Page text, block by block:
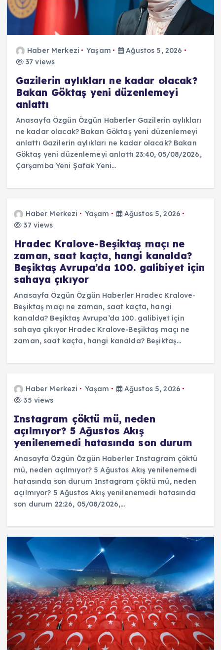
Haber Merkezi Yaşam
Ağustos 5, 2026
37 views
Gazilerin aylıkları ne kadar olacak?
Bakan Göktaş yeni düzenlemeyi
anlattı
Anasayfa Özgün Özgün Haberler Gazilerin aylıkları
ne kadar olacak? Bakan Göktaş yeni düzenlemeyi
anlattı Gazilerin aylıkları ne kadar olacak? Bakan
Göktaş yeni düzenlemeyi anlattı 23:40, 05/08/2026,
Çarşamba Yeni Şafak Yeni…
Haber Merkezi Yaşam
Ağustos 5, 2026
37 views
Hradec Kralove-Beşiktaş maçı ne
zaman, saat kaçta, hangi kanalda?
Beşiktaş Avrupa’da 100. galibiyet için
sahaya çıkıyor
Anasayfa Özgün Özgün Haberler Hradec Kralove-
Beşiktaş maçı ne zaman, saat kaçta, hangi
kanalda? Beşiktaş Avrupa’da 100. galibiyet için
sahaya çıkıyor Hradec Kralove-Beşiktaş maçı ne
zaman, saat kaçta, hangi kanalda? Beşiktaş…
Haber Merkezi Yaşam
Ağustos 5, 2026
35 views
Instagram çöktü mü, neden
açılmıyor? 5 Ağustos Akış
yenilenemedi hatasında son durum
Anasayfa Özgün Özgün Haberler Instagram çöktü
mü, neden açılmıyor? 5 Ağustos Akış yenilenemedi
hatasında son durum Instagram çöktü mü, neden
açılmıyor? 5 Ağustos Akış yenilenemedi hatasında
son durum 22:26, 05/08/2026,…